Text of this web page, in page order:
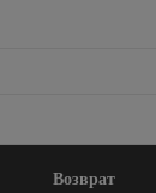
Возврат